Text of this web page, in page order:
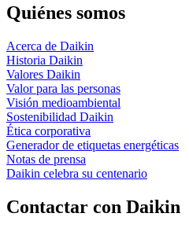
Quiénes somos
Acerca de Daikin
Historia Daikin
Valores Daikin
Valor para las personas
Visión medioambiental
Sostenibilidad Daikin
Ética corporativa
Generador de etiquetas energéticas
Notas de prensa
Daikin celebra su centenario
Contactar con Daikin